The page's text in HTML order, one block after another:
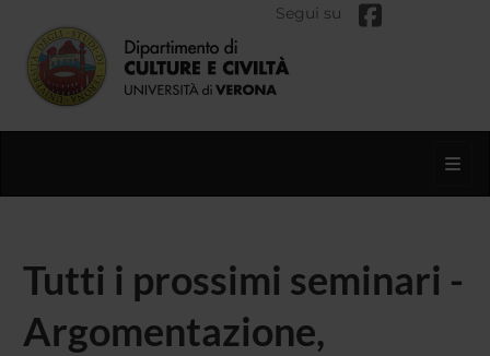
Segui su
Tutti i prossimi seminari -
Argomentazione,